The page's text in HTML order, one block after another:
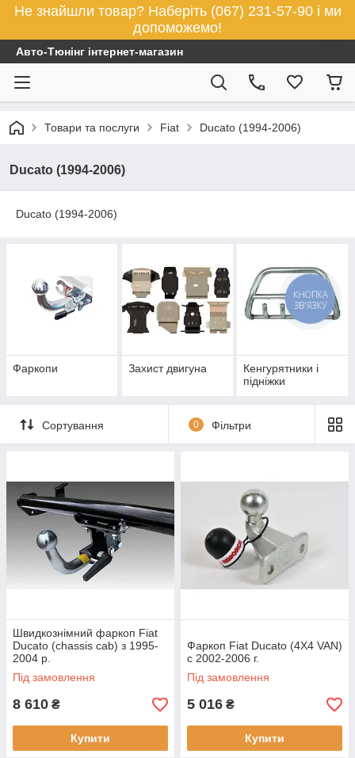
Не знайшли товар? Наберіть (067) 231-57-90 і ми
допоможемо!
Авто-Тюнінг інтернет-магазин
Товари та послуги Fiat Ducato (1994-2006)
Ducato (1994-2006)
Ducato (1994-2006)
Фаркопи Захист двигуна
Кенгурятники і
підніжки
Сортування 0 Фільтри
Швидкознімний фаркоп Fiat
Ducato (chassis cab) з 1995-
2004 р.
Під замовлення
8 610 ₴
Купити
Фаркоп Fiat Ducato (4X4 VAN)
с 2002-2006 г.
Під замовлення
5 016 ₴
Купити
КНОПКА
ЗВ'ЯЗКУ